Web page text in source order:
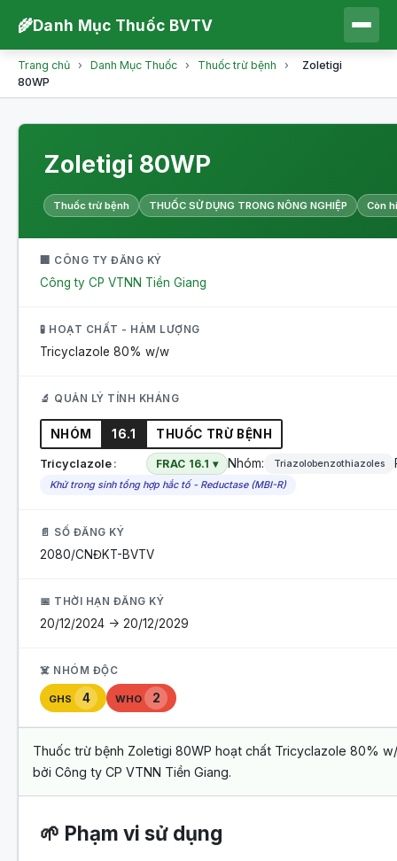
🌾Danh Mục Thuốc BVTV
Trang chủ › Danh Mục Thuốc › Thuốc trừ bệnh ›
Zoletigi
80WP
Zoletigi 80WP
Thuốc trừ bệnh THUỐC SỬ DỤNG TRONG NÔNG NGHIỆP Còn
🏢 CÔNG TY ĐĂNG KÝ
Công ty CP VTNN Tiền Giang
🧪 HOẠT CHẤT - HÀM LƯỢNG
Tricyclazole 80% w/w
🔬 QUẢN LÝ TÍNH KHÁNG
NHÓM 16.1 THUỐC TRỪ BỆNH
Tricyclazole FRAC 16.1 ▾ Nhóm: Triazolobenzothiazoles
Khử trong sinh tổng hợp hắc tố - Reductase (MBI-R)
📄 SỐ ĐĂNG KÝ
2080/CNĐKT-BVTV
📅 THỜI HẠN ĐĂNG KÝ
20/12/2024 -> 20/12/2029
☠️ NHÓM ĐỘC
GHS 4 WHO 2
Thuốc trừ bệnh Zoletigi 80WP hoạt chất Tricyclazole 80%
bởi Công ty CP VTNN Tiền Giang.
🌱 Phạm vi sử dụng